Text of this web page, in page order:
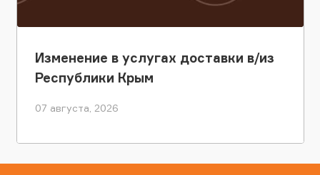
Изменение в услугах доставки в/из
Республики Крым
07 августа, 2026